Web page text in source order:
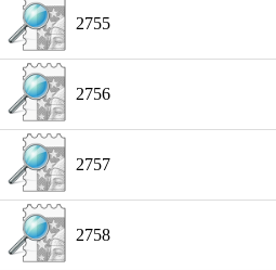
2755
2756
2757
2758